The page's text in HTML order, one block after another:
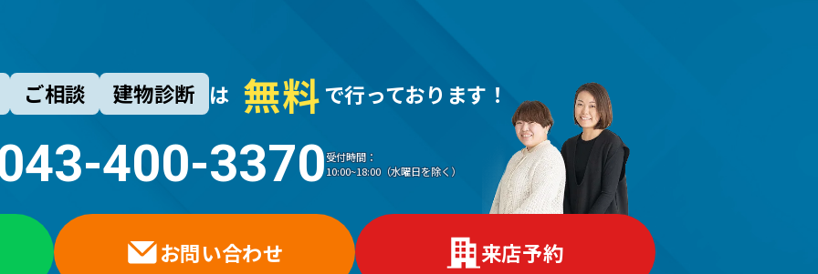
ご相談 建物診断 は 無料で行っております！
400-3370受付時間：
10:00~18:00（水曜日を除く）
お問い合わせ 来店予約